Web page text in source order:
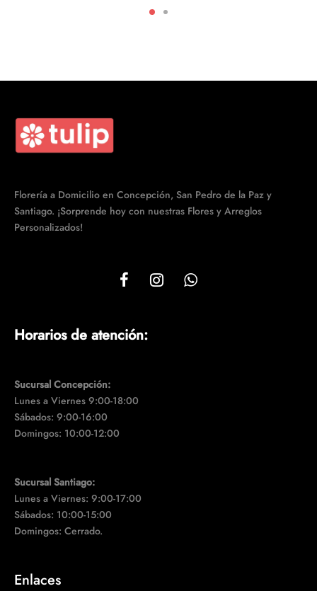
Florería a Domicilio en Concepción, San Pedro de la Paz y
Santiago. ¡Sorprende hoy con nuestras Flores y Arreglos
Personalizados!
Horarios de atención:
Sucursal Concepción:
Lunes a Viernes 9:00-18:00
Sábados: 9:00-16:00
Domingos: 10:00-12:00
Sucursal Santiago:
Lunes a Viernes: 9:00-17:00
Sábados: 10:00-15:00
Domingos: Cerrado.
Enlaces